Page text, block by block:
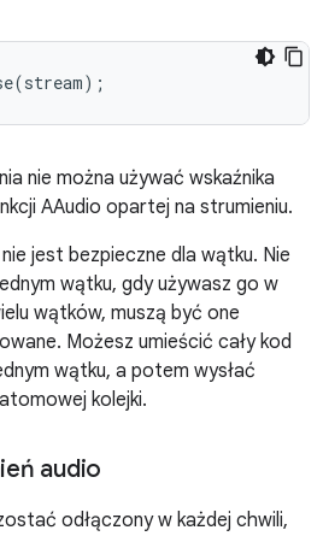
(stream);
nie można używać wskaźnika
AAudio opartej na strumieniu.
jest bezpieczne dla wątku. Nie
wątku, gdy używasz go w
wątków, muszą być one
Możesz umieścić cały kod
wątku, a potem wysłać
kolejki.
audio
odłączony w każdej chwili,